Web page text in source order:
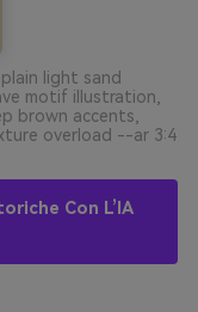
light sand
motif illustration,
brown accents,
overload --ar 3:4
Con L’IA